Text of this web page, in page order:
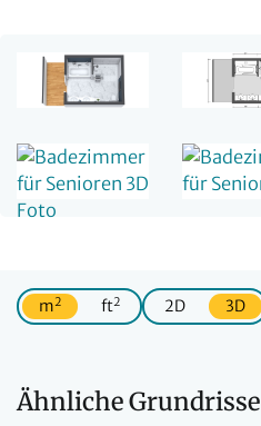
m2 ft2 2D 3D
Ähnliche Grundrisse